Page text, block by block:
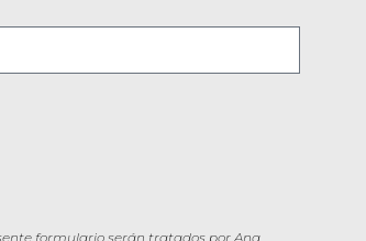
formulario serán tratados por Ana